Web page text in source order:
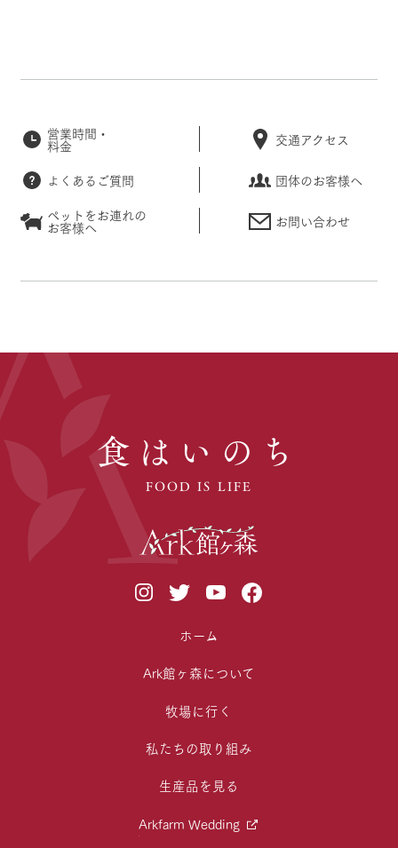
営業時間・
料金 交通アクセス
よくあるご質問
団体のお客様へ
ペットをお連れの
お客様へ お問い合わせ
食はいのち
FOOD IS LIFE
ホーム
Ark館ヶ森について
牧場に行く
私たちの取り組み
生産品を見る
Arkfarm Wedding